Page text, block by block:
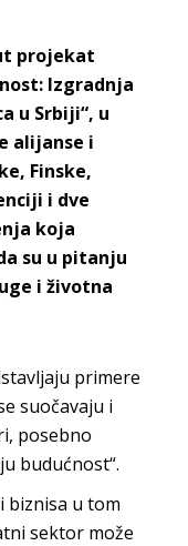
projekat
Izgradnja
u Srbiji“, u
alijanse i
Finske,
i dve
koja
su u pitanju
i životna
primere
suočavaju i
posebno
budućnost“.
biznisa u tom
sektor može